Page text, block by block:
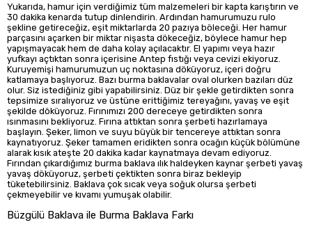
Yukarıda, hamur için verdiğimiz tüm malzemeleri bir kapta karıştırın ve
30 dakika kenarda tutup dinlendirin. Ardından hamurumuzu rulo
şekline getireceğiz, eşit miktarlarda 20 pazıya böleceği. Her hamur
parçasını açarken bir miktar nişasta dökeceğiz, böylece hamur hep
yapışmayacak hem de daha kolay açılacaktır. El yapımı veya hazır
yufkayı açtıktan sonra içerisine Antep fıstığı veya cevizi ekiyoruz.
Kuruyemişi hamurumuzun uç noktasına döküyoruz, içeri doğru
katlamaya başlıyoruz. Bazı burma baklavalar oval olurken bazıları düz
olur. Siz istediğiniz gibi yapabilirsiniz. Düz bir şekle getirdikten sonra
tepsimize sıralıyoruz ve üstüne erittiğimiz tereyağını, yavaş ve eşit
şekilde döküyoruz. Fırınımızı 200 dereceye getirdikten sonra
ısınmasını bekliyoruz. Fırına attıktan sonra şerbeti hazırlamaya
başlayın. Şeker, limon ve suyu büyük bir tencereye attıktan sonra
kaynatıyoruz. Şeker tamamen eridikten sonra ocağın küçük bölümüne
alarak kısık ateşte 20 dakika kadar kaynatmaya devam ediyoruz.
Fırından çıkardığımız burma baklava ılık haldeyken kaynar şerbeti yavaş
yavaş döküyoruz, şerbeti çektikten sonra biraz bekleyip
tüketebilirsiniz. Baklava çok sıcak veya soğuk olursa şerbeti
çekmeyebilir ve kıvamı yumuşak olabilir.
Büzgülü Baklava ile Burma Baklava Farkı